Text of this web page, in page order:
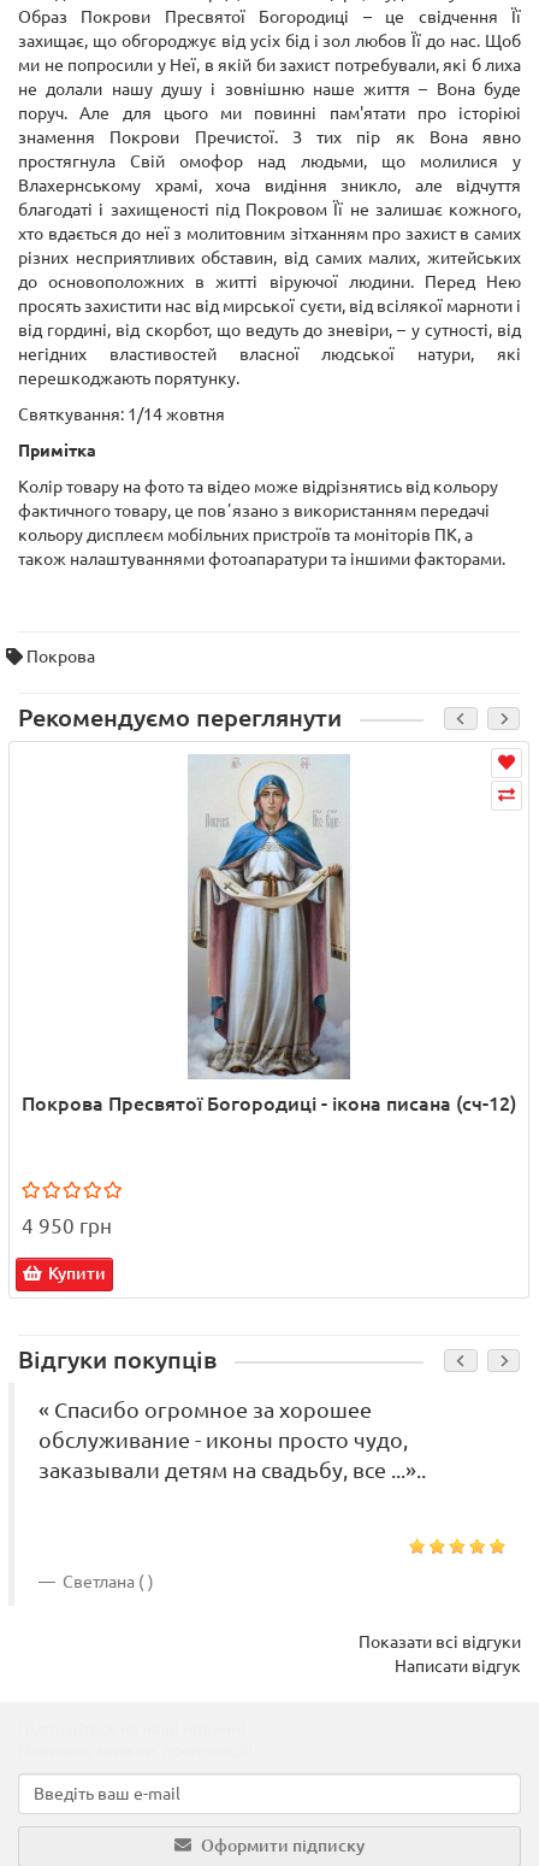
Образ Покрови Пресвятої Богородиці – це свідчення Її
захищає, що обгороджує від усіх бід і зол любов Її до нас. Щоб
ми не попросили у Неї, в якій би захист потребували, які б лиха
не долали нашу душу і зовнішню наше життя – Вона буде
поруч. Але для цього ми повинні пам'ятати про історіюі
знамення Покрови Пречистої. З тих пір як Вона явно
простягнула Свій омофор над людьми, що молилися у
Влахернському храмі, хоча видіння зникло, але відчуття
благодаті і захищеності під Покровом Її не залишає кожного,
хто вдається до неї з молитовним зітханням про захист в самих
різних несприятливих обставин, від самих малих, житейських
до основоположних в житті віруючої людини. Перед Нею
просять захистити нас від мирської суєти, від всілякої марноти і
від гордині, від скорбот, що ведуть до зневіри, – у сутності, від
негідних властивостей власної людської натури, які
перешкоджають порятунку.
Святкування: 1/14 жовтня
Примітка
Колір товару на фото та відео може відрізнятись від кольору
фактичного товару, це повʼязано з використанням передачі
кольору дисплеєм мобільних пристроїв та моніторів ПК, а
також налаштуваннями фотоапаратури та іншими факторами.
Покрова
Рекомендуємо переглянути
Покрова Пресвятої Богородиці - ікона писана (сч-12)
4 950 грн
Купити
Відгуки покупців
« Спасибо огромное за хорошее
обслуживание - иконы просто чудо,
заказывали детям на свадьбу, все ...»..
Светлана ( )
Показати всі відгуки
Написати відгук
Оформити підписку